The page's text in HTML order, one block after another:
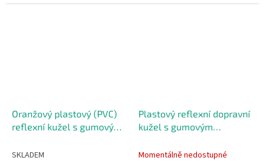
Oranžový plastový (PVC)
reflexní kužel s gumovým
- 36 x 36 x 75 cm
SKLADEM
Plastový reflexní dopravní
kužel s gumovým
Momentálně nedostupné